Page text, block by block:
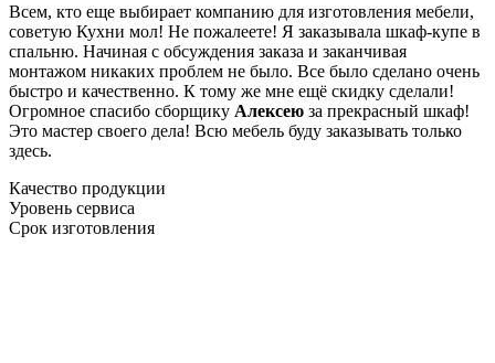
Всем, кто еще выбирает компанию для изготовления мебели,
советую Кухни мол! Не пожалеете! Я заказывала шкаф-купе в
спальню. Начиная с обсуждения заказа и заканчивая
монтажом никаких проблем не было. Все было сделано очень
быстро и качественно. К тому же мне ещё скидку сделали!
Огромное спасибо сборщику Алексею за прекрасный шкаф!
Это мастер своего дела! Всю мебель буду заказывать только
здесь.
Качество продукции
Уровень сервиса
Срок изготовления